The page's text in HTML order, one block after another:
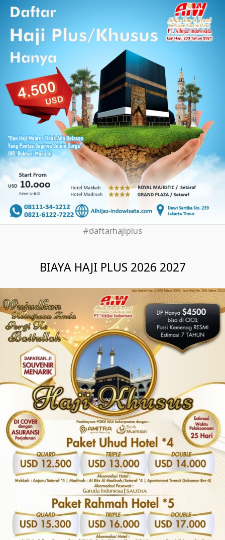
#daftarhajiplus
BIAYA HAJI PLUS 2026 2027